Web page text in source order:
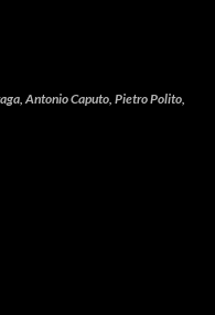
Antonio Caputo, Pietro Polito,